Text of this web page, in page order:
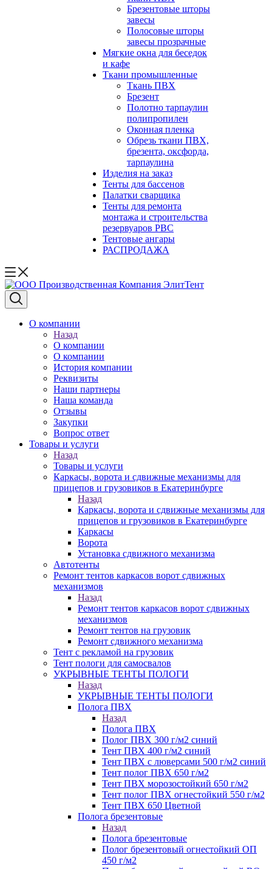
Брезентовые шторы
завесы
Полосовые шторы
завесы прозрачные
Мягкие окна для беседок
и кафе
Ткани промышленные
Ткань ПВХ
Брезент
Полотно тарпаулин
полипропилен
Оконная пленка
Обрезь ткани ПВХ,
брезента, оксфорда,
тарпаулина
Изделия на заказ
Тенты для бассенов
Палатки сварщика
Тенты для ремонта
монтажа и строительства
резервуаров РВС
Тентовые ангары
РАСПРОДАЖА
О компании
Назад
О компании
О компании
История компании
Реквизиты
Наши партнеры
Наша команда
Отзывы
Закупки
Вопрос ответ
Товары и услуги
Назад
Товары и услуги
Каркасы, ворота и сдвижные механизмы для
прицепов и грузовиков в Екатеринбурге
Назад
Каркасы, ворота и сдвижные механизмы для
прицепов и грузовиков в Екатеринбурге
Каркасы
Ворота
Установка сдвижного механизма
Автотенты
Ремонт тентов каркасов ворот сдвижных
механизмов
Назад
Ремонт тентов каркасов ворот сдвижных
механизмов
Ремонт тентов на грузовик
Ремонт сдвижного механизма
Тент с рекламой на грузовик
Тент пологи для самосвалов
УКРЫВНЫЕ ТЕНТЫ ПОЛОГИ
Назад
УКРЫВНЫЕ ТЕНТЫ ПОЛОГИ
Полога ПВХ
Назад
Полога ПВХ
Полог ПВХ 300 г/м2 синий
Тент ПВХ 400 г/м2 синий
Тент ПВХ с люверсами 500 г/м2 синий
Тент полог ПВХ 650 г/м2
Тент ПВХ морозостойкий 650 г/м2
Тент полог ПВХ огнестойкий 550 г/м2
Тент ПВХ 650 Цветной
Полога брезентовые
Назад
Полога брезентовые
Полог брезентовый огнестойкий ОП
450 г/м2